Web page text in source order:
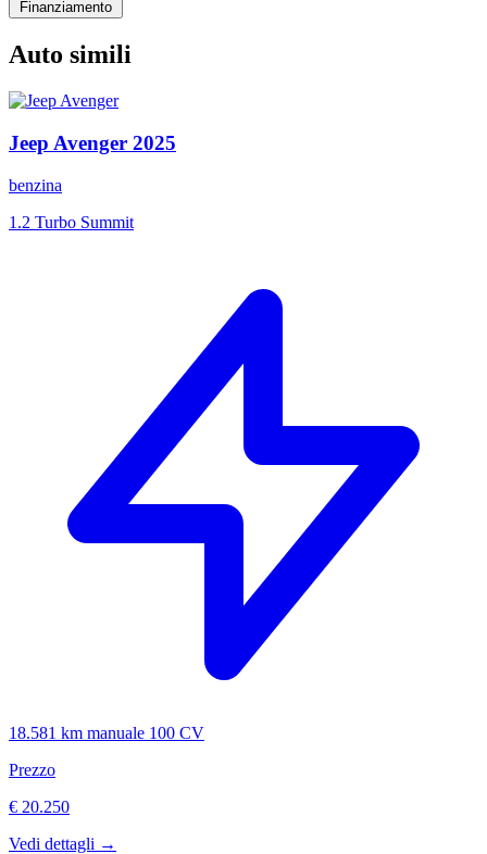
Finanziamento
Auto simili
Jeep Avenger 2025
benzina
1.2 Turbo Summit
18.581 km manuale 100 CV
Prezzo
€ 20.250
Vedi dettagli →